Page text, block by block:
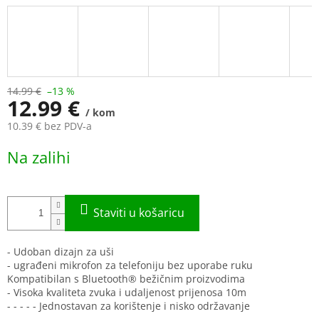
14.99 € –13 %
12.99 € / kom
10.39 € bez PDV-a
price:
Na zalihi
- Udoban dizajn za uši
- ugrađeni mikrofon za telefoniju bez uporabe ruku
Kompatibilan s Bluetooth® bežičnim proizvodima
- Visoka kvaliteta zvuka i udaljenost prijenosa 10m
- - - - - Jednostavan za korištenje i nisko održavanje